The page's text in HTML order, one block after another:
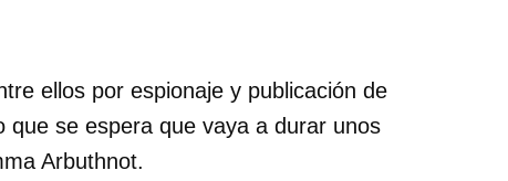
ellos por espionaje y publicación de
que se espera que vaya a durar unos
Arbuthnot.